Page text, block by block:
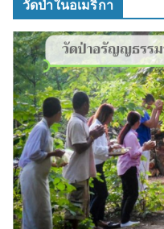
วัดป่าในอเมริกา